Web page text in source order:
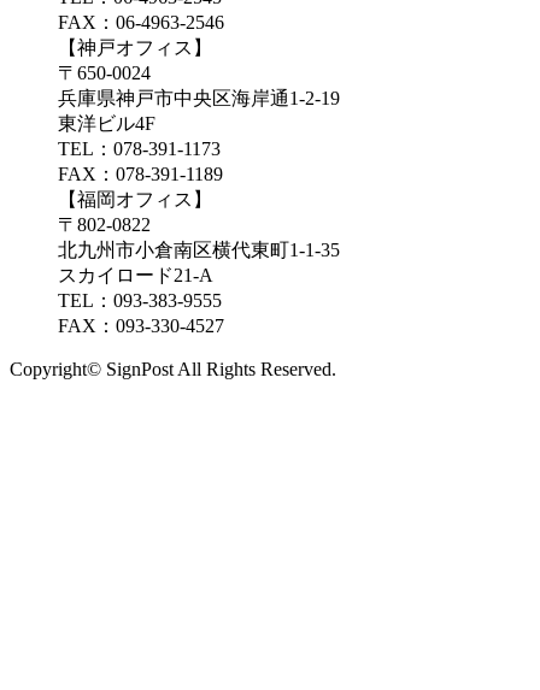
FAX：06-4963-2546
【神戸オフィス】
〒650-0024
兵庫県神戸市中央区海岸通1-2-19
東洋ビル4F
TEL：078-391-1173
FAX：078-391-1189
【福岡オフィス】
〒802-0822
北九州市小倉南区横代東町1-1-35
スカイロード21-A
TEL：093-383-9555
FAX：093-330-4527
Copyright© SignPost All Rights Reserved.